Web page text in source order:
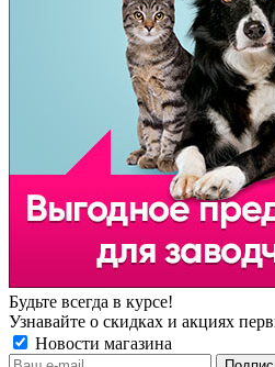
Будьте всегда в курсе!
Узнавайте о скидках и акциях
Новости магазина